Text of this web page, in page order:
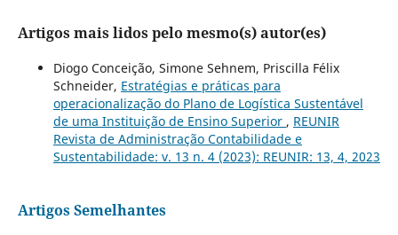
Artigos mais lidos pelo mesmo(s) autor(es)
Diogo Conceição, Simone Sehnem, Priscilla Félix
Schneider, Estratégias e práticas para
operacionalização do Plano de Logística Sustentável
de uma Instituição de Ensino Superior , REUNIR
Revista de Administração Contabilidade e
Sustentabilidade: v. 13 n. 4 (2023): REUNIR: 13, 4, 2023
Artigos Semelhantes